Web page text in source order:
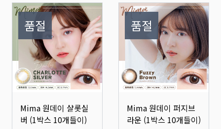
품절
Mima 원데이 샬롯실
버 (1박스 10개들이)
품절
Mima 원데이 퍼지브
라운 (1박스 10개들이)